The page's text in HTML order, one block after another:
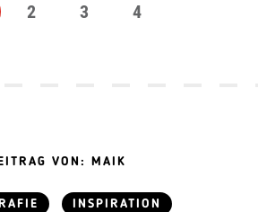
2 3 4
VON: MAIK
INSPIRATION